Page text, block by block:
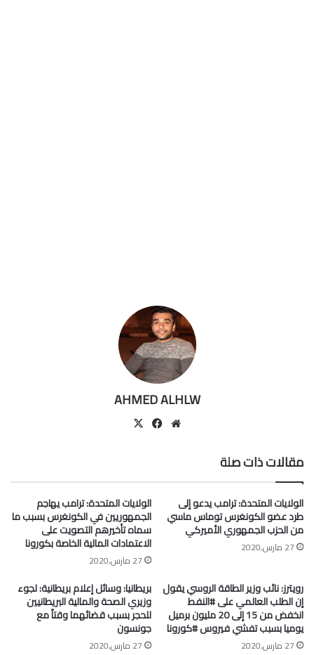
AHMED ALHLW
موقعفيسبوك
مقالات ذات صلة
الولايات المتحدة: ترامب يدعو إلى
طرد عضو الكونغرس توماس ماسي
من الحزب الجمهوري الأميركي
27 مارس,2020
الولايات المتحدة: ترامب يهاجم
الجمهوريين في الكونغرس بسبب ما
سماه تأخيرهم التصويت على
الاعتمادات المالية الخاصة بكورونا
27 مارس,2020
رويترز: نائب وزير الطاقة الروسي يقول
إن الطلب العالمي على #النفط
انخفض من 15 إلى 20 مليون برميل
يوميا بسبب تفشي فيروس #كورونا
27 مارس,2020
بريطانيا: وسائل إعلام بريطانية: لجوء
وزيري الصحة والمالية البريطانيين
للحجر بسبب قضائهما وقتاً مع
جونسون
27 مارس,2020